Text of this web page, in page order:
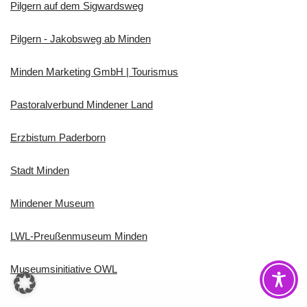
Pilgern auf dem Sigwardsweg
Pilgern - Jakobsweg ab Minden
Minden Marketing GmbH | Tourismus
Pastoralverbund Mindener Land
Erzbistum Paderborn
Stadt Minden
Mindener Museum
LWL-Preußenmuseum Minden
Museumsinitiative OWL